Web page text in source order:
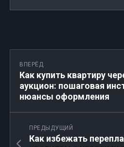
ВПЕРЁД
Как купить квартиру
аукцион: пошаговая
нюансы оформления
ПРЕДЫДУЩИЙ
Как избежать